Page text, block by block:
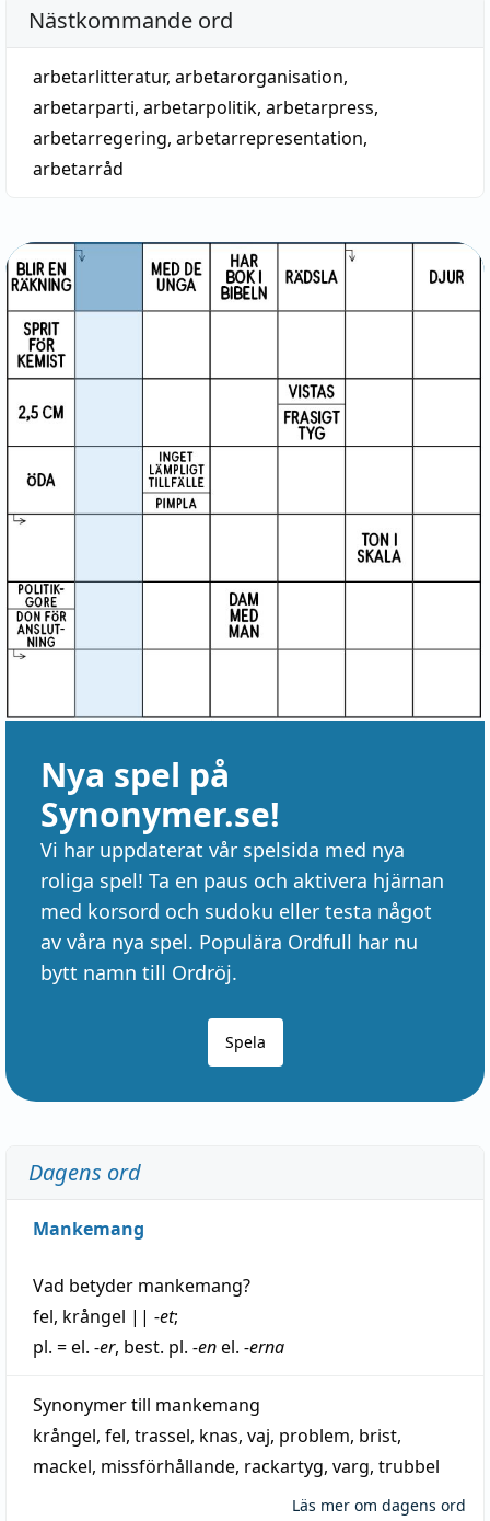
Nästkommande ord
arbetarlitteratur, arbetarorganisation,
arbetarparti, arbetarpolitik, arbetarpress,
arbetarregering, arbetarrepresentation,
arbetarråd
Nya spel på
Synonymer.se!
Vi har uppdaterat vår spelsida med nya
roliga spel! Ta en paus och aktivera hjärnan
med korsord och sudoku eller testa något
av våra nya spel. Populära Ordfull har nu
bytt namn till Ordröj.
Spela
Dagens ord
Mankemang
Vad betyder mankemang?
fel, krångel || -et;
pl. = el. -er, best. pl. -enel. -erna
Synonymer till mankemang
krångel, fel, trassel, knas, vaj, problem, brist,
mackel, missförhållande, rackartyg, varg, trubbel
Läs mer om dagens ord